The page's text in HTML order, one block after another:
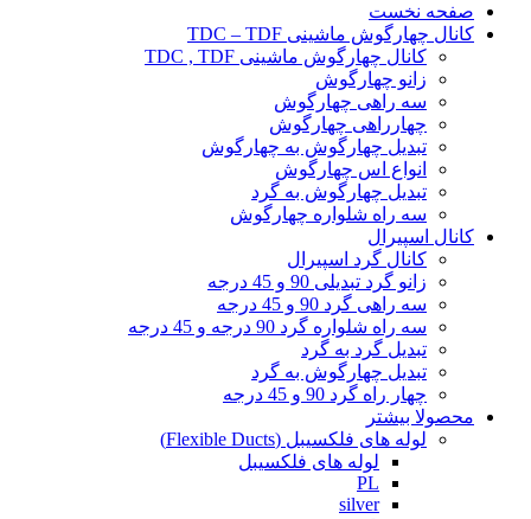
صفحه نخست
کانال چهارگوش ماشینی TDC – TDF
کانال چهارگوش ماشینی TDC , TDF
زانو چهارگوش
سه راهی چهارگوش
چهارراهی چهارگوش
تبدیل چهارگوش به چهارگوش
انواع اس چهارگوش
تبدیل چهارگوش به گرد
سه راه شلواره چهارگوش
کانال اسپیرال
کانال گرد اسپیرال
زانو گرد تبدیلی 90 و 45 درجه
سه راهی گرد 90 و 45 درجه
سه راه شلواره گرد 90 درجه و 45 درجه
تبدیل گرد به گرد
تبدیل چهارگوش به گرد
چهار راه گرد 90 و 45 درجه
محصولا بیشتر
لوله های فلکسیبل (Flexible Ducts)
لوله های فلکسیبل
PL
silver